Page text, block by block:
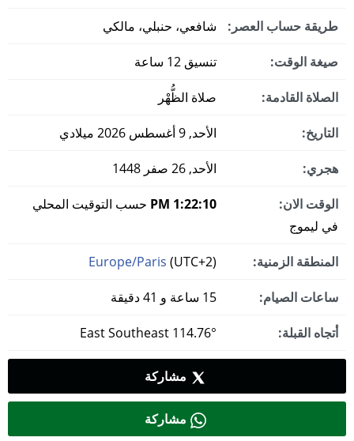
طريقة حساب العصر: شافعي، حنبلي، مالكي
صيغة الوقت: تنسيق 12 ساعة
الصلاة القادمة: صلاة الظُّهْر
التاريخ: الأحد, 9 أغسطس 2026 ميلادي
هجري: الأحد, 26 صفر 1448
الوقت الان: 1:22:11 PM
حسب التوقيت المحلي
في ليموج
المنطقة الزمنية: Europe/Paris (UTC+2)
ساعات الصيام:
أتجاه القبلة:
مشاركة
مشاركة